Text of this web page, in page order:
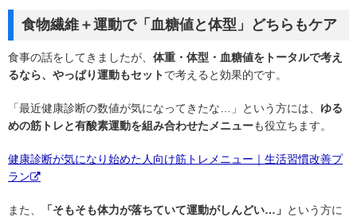
食物繊維＋運動で「血糖値と体型」どちらもケア
食事の話をしてきましたが、 体重・体型・血糖値をトータルで考え
るなら、やっぱり運動もセットで考えると効果的です。
「最近健康診断の数値が気になってきたな…」という方には、 ゆる
めの筋トレと有酸素運動を組み合わせたメニューも役立ちます。
健康診断が気になり始めた人向け筋トレメニュー｜生活習慣改善プ
ラン
また、 「そもそも体力が落ちていて運動がしんどい…」 という方に